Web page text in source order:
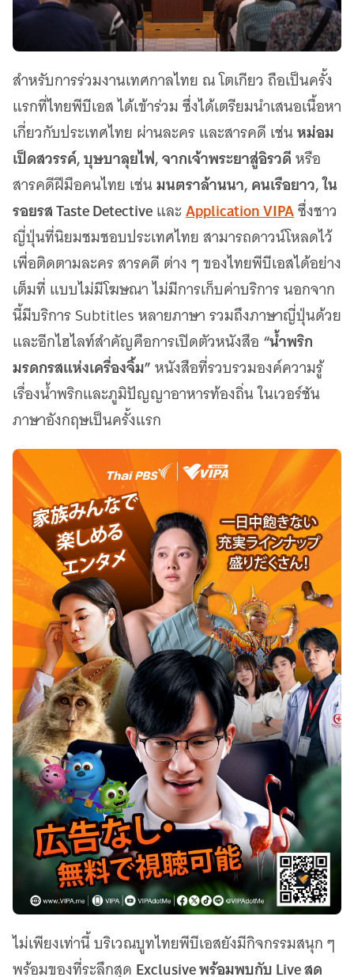
สำหรับการร่วมงานเทศกาลไทย ณ โตเกียว ถือเป็นครั้ง
แรกที่ไทยพีบีเอส ได้เข้าร่วม ซึ่งได้เตรียมนำเสนอเนื้อหา
เกี่ยวกับประเทศไทย ผ่านละคร และสารคดี เช่นหม่อม
เป็ดสวรรค์, บุษบาลุยไฟ, จากเจ้าพระยาสู่อิรวดีหรือ
สารคดีฝีมือคนไทย เช่นมนตราล้านนา, คนเรือยาว, ใน
รอยรส Taste DetectiveและApplication VIPAซึ่งชาว
ญี่ปุ่นที่นิยมชมชอบประเทศไทย สามารถดาวน์โหลดไว้
เพื่อติดตามละคร สารคดี ต่าง ๆ ของไทยพีบีเอสได้อย่าง
เต็มที่ แบบไม่มีโฆษณา ไม่มีการเก็บค่าบริการ นอกจาก
นี้มีบริการ Subtitles หลายภาษา รวมถึงภาษาญี่ปุ่นด้วย
และอีกไฮไลท์สำคัญคือการเปิดตัวหนังสือ “น้ำพริก
มรดกรสแห่งเครื่องจิ้ม”หนังสือที่รวบรวมองค์ความรู้
เรื่องน้ำพริกและภูมิปัญญาอาหารท้องถิ่น ในเวอร์ชัน
ภาษาอังกฤษเป็นครั้งแรก
ไม่เพียงเท่านี้ บริเวณบูทไทยพีบีเอสยังมีกิจกรรมสนุก ๆ
พร้อมของที่ระลึกสุด Exclusive พร้อมพบกับ Live สด